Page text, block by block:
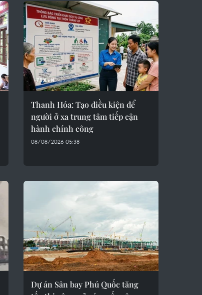
Thanh Hóa: Tạo điều kiện để
người ở xa trung tâm tiếp cận
hành chính công
08/08/2026 05:38
Dự án Sân bay Phú Quốc tăng